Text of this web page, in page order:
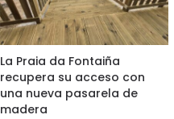
La Praia da Fontaiña
recupera su acceso con
una nueva pasarela de
madera